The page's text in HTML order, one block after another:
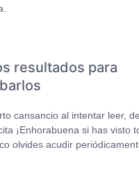
resultados para
cansancio al intentar leer,
¡Enhorabuena si has visto
olvides acudir